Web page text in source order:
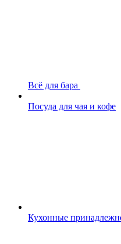
Всё для бара
Посуда для чая и кофе
Кухонные